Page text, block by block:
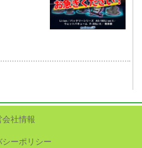
社情報
ーポリシー